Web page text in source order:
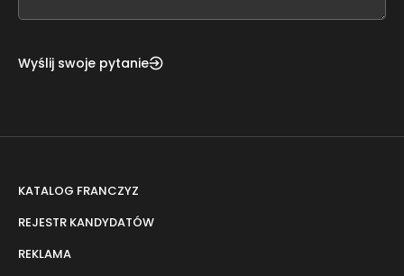
Wyślij swoje pytanie
KATALOG FRANCZYZ
REJESTR KANDYDATÓW
REKLAMA